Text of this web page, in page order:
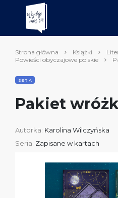
Strona główna Książki
Powieści obyczajowe polskie
SERIA
Pakiet
Autorka: Karolina Wilczyńska
Seria: Zapisane w kartach